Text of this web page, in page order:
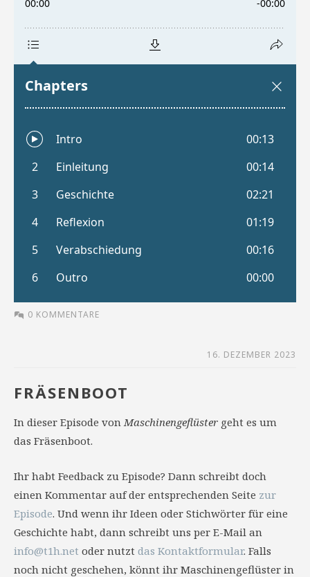
0 KOMMENTARE
16. DEZEMBER 2023
FRÄSENBOOT
In dieser Episode vonMaschinengeflüster geht es um
das Fräsenboot.
Ihr habt Feedback zu Episode? Dann schreibt doch
einen Kommentar auf der entsprechenden Seite zur
Episode. Und wenn ihr Ideen oder Stichwörter für eine
Geschichte habt, dann schreibt uns per E-Mail an
info@t1h.net oder nutzt das Kontaktformular. Falls
noch nicht geschehen, könnt ihr Maschinengeflüster in